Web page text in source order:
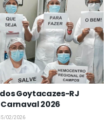
Goytacazes-RJ
2026
02/2026